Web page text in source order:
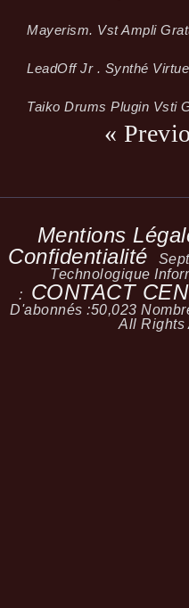
Mayerism. Vst Ampli
LeadOff Jr . Synthé
Taiko Drums Plugin Vsti
«
Mentions
Confidentialité
Technologique
: CONTACT
D'abonnés :50,023
All Rights